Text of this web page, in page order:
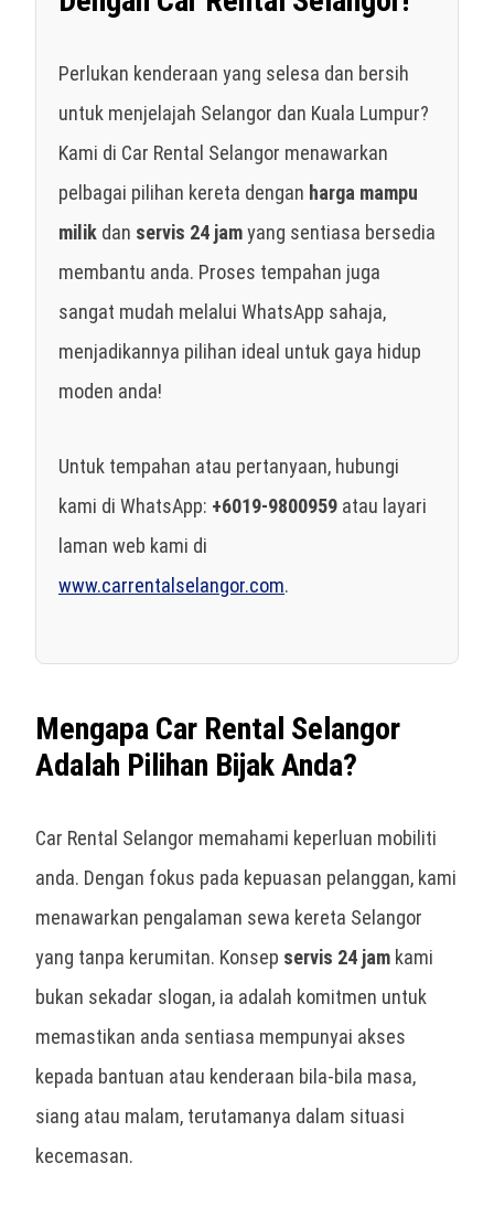
Perlukan kenderaan yang selesa dan bersih
untuk menjelajah Selangor dan Kuala Lumpur?
Kami di Car Rental Selangor menawarkan
pelbagai pilihan kereta dengan harga mampu
milik dan servis 24 jamyang sentiasa bersedia
membantu anda. Proses tempahan juga
sangat mudah melalui WhatsApp sahaja,
menjadikannya pilihan ideal untuk gaya hidup
moden anda!
Untuk tempahan atau pertanyaan, hubungi
kami di WhatsApp: +6019-9800959 atau layari
laman web kami di
www.carrentalselangor.com.
Mengapa Car Rental Selangor
Adalah Pilihan Bijak Anda?
Car Rental Selangor memahami keperluan mobiliti
anda. Dengan fokus pada kepuasan pelanggan, kami
menawarkan pengalaman sewa kereta Selangor
yang tanpa kerumitan. Konsep servis 24 jam kami
bukan sekadar slogan, ia adalah komitmen untuk
memastikan anda sentiasa mempunyai akses
kepada bantuan atau kenderaan bila-bila masa,
siang atau malam, terutamanya dalam situasi
kecemasan.